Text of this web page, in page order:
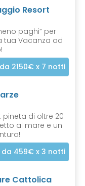
Resort
paghi” per
tua Vacanza ad
da 2150€ x 7 notti
pineta di oltre 20
al mare e un
da 459€ x 3 notti
Cattolica